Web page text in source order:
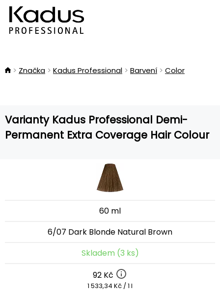
Značka Kadus Professional Barvení Color
Varianty Kadus Professional Demi-
Permanent Extra Coverage Hair Colour
60 ml
6/07 Dark Blonde Natural Brown
Skladem (3 ks)
92 Kč
1 533,34 Kč / 1 l